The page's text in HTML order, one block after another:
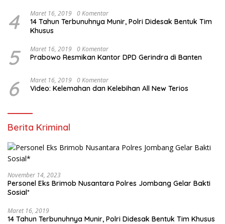
4 Maret 16, 2019 0 Komentar
14 Tahun Terbunuhnya Munir, Polri Didesak Bentuk Tim
Khusus
5 Maret 16, 2019 0 Komentar
Prabowo Resmikan Kantor DPD Gerindra di Banten
6 Maret 16, 2019 0 Komentar
Video: Kelemahan dan Kelebihan All New Terios
Berita Kriminal
November 14, 2023
Personel Eks Brimob Nusantara Polres Jombang Gelar Bakti
Sosial*
Maret 16, 2019
14 Tahun Terbunuhnya Munir, Polri Didesak Bentuk Tim Khusus